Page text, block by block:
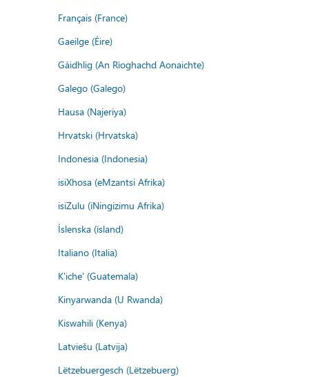
Français (France)
Gaeilge (Éire)
Gàidhlig (An Rìoghachd Aonaichte)
Galego (Galego)
Hausa (Najeriya)
Hrvatski (Hrvatska)
Indonesia (Indonesia)
isiXhosa (eMzantsi Afrika)
isiZulu (iNingizimu Afrika)
Íslenska (ísland)
Italiano (Italia)
K'iche' (Guatemala)
Kinyarwanda (U Rwanda)
Kiswahili (Kenya)
Latviešu (Latvija)
Lëtzebuergesch (Lëtzebuerg)